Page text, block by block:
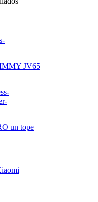
JV65
un tope